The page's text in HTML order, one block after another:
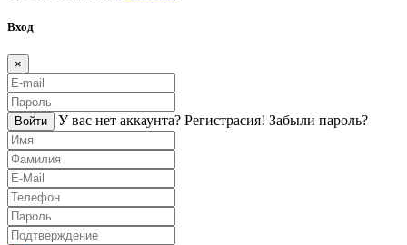
Вход
×
Войти У вас нет аккаунта? Регистраcия! Забыли пароль?